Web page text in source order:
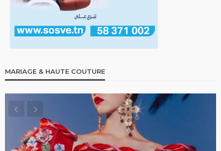
MARIAGE & HAUTE COUTURE